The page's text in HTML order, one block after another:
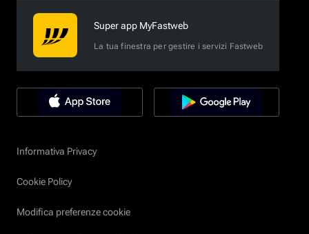
Super app MyFastweb
La tua finestra per gestire i servizi Fastweb
Informativa Privacy
Cookie Policy
Modifica preferenze cookie